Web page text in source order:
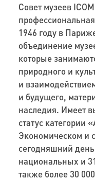
Совет музеев
1946 году в
объединение
которые
природного и
и
и будущего,
наследия. Имеет
статус
Экономическом и
сегодняшний
национальных и
также более 30